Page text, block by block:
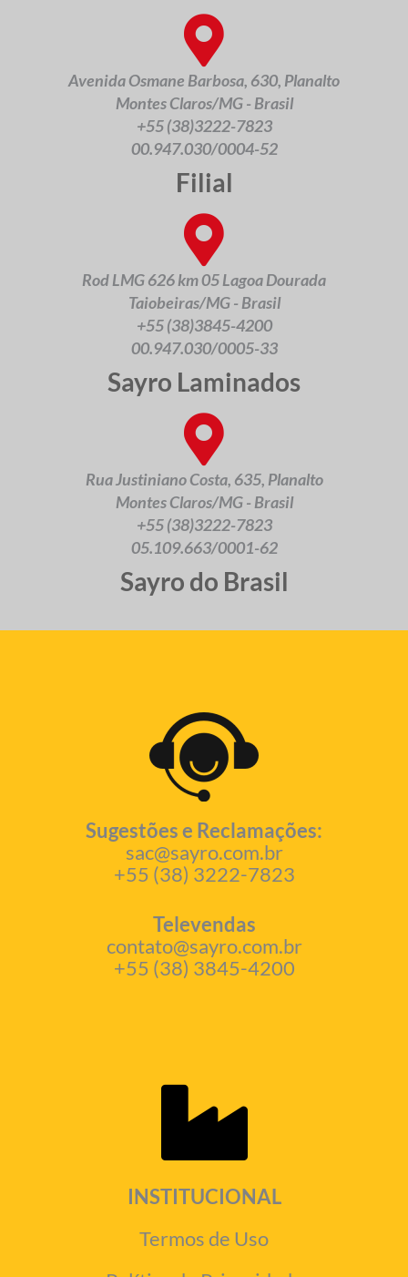
Avenida Osmane Barbosa, 630, Planalto
Montes Claros/MG - Brasil
+55 (38)3222-7823
00.947.030/0004-52
Filial
Rod LMG 626 km 05 Lagoa Dourada
Taiobeiras/MG - Brasil
+55 (38)3845-4200
00.947.030/0005-33
Sayro Laminados
Rua Justiniano Costa, 635, Planalto
Montes Claros/MG - Brasil
+55 (38)3222-7823
05.109.663/0001-62
Sayro do Brasil
Sugestões e Reclamações:
sac@sayro.com.br
+55 (38) 3222-7823
Televendas
contato@sayro.com.br
+55 (38) 3845-4200
INSTITUCIONAL
Termos de Uso